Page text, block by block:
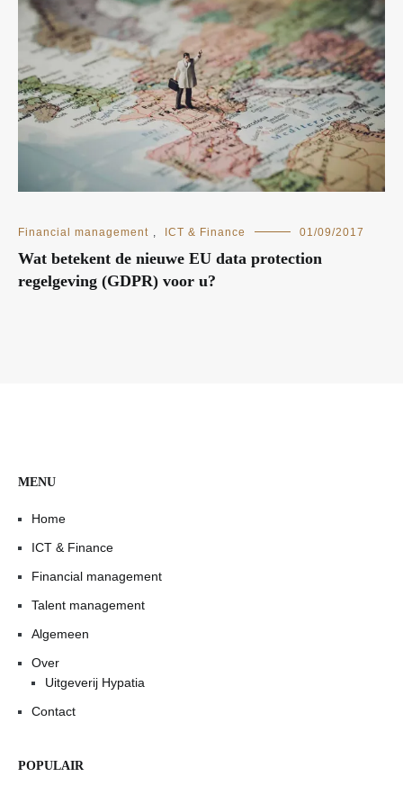
Financial management , ICT & Finance 01/09/2017
Wat betekent de nieuwe EU data protection
regelgeving (GDPR) voor u?
MENU
Home
ICT & Finance
Financial management
Talent management
Algemeen
Over
Uitgeverij Hypatia
Contact
POPULAIR